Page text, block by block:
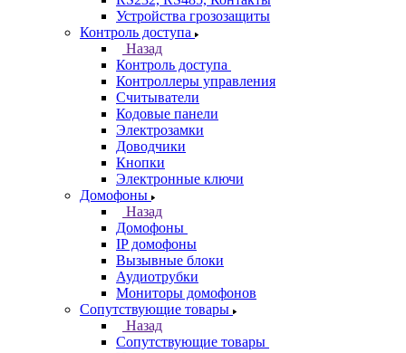
Устройства грозозащиты
Контроль доступа
Назад
Контроль доступа
Контроллеры управления
Считыватели
Кодовые панели
Электрозамки
Доводчики
Кнопки
Электронные ключи
Домофоны
Назад
Домофоны
IP домофоны
Вызывные блоки
Аудиотрубки
Мониторы домофонов
Сопутствующие товары
Назад
Сопутствующие товары